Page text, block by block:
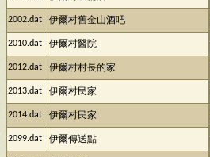
2002.dat 伊爾村舊金山酒吧
2010.dat 伊爾村醫院
2012.dat 伊爾村村長的家
2013.dat 伊爾村民家
2014.dat 伊爾村民家
2099.dat 伊爾傳送點